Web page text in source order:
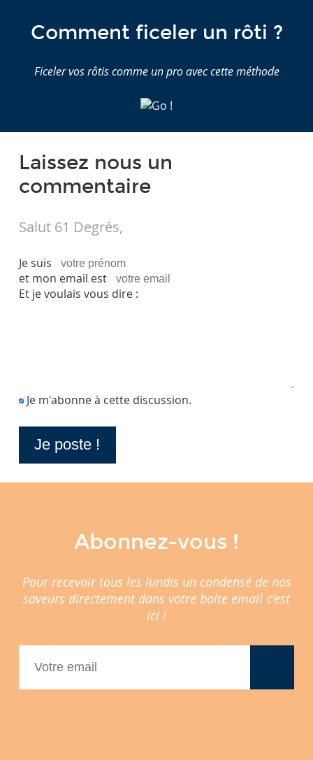
Comment ficeler un rôti ?
Ficeler vos rôtis comme un pro avec cette méthode
Laissez nous un
commentaire
Salut 61 Degrés,
Je suis
et mon email est
Et je voulais vous dire :
Je m'abonne à cette discussion.
Abonnez-vous !
Pour recevoir tous les lundis un condensé de nos
saveurs directement dans votre boite email c'est
ici !